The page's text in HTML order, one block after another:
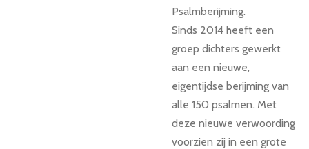
Psalmberijming.
Sinds 2014 heeft een
groep dichters gewerkt
aan een nieuwe,
eigentijdse berijming van
alle 150 psalmen. Met
deze nieuwe verwoording
voorzien zij in een grote